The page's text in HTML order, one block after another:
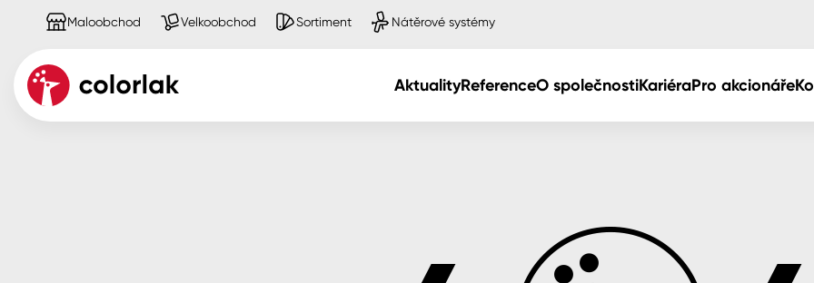
Maloobchod Velkoobchod Sortiment Nátěrové systémy
AktualityReferenceO společnostiKariéraPro akcionáře